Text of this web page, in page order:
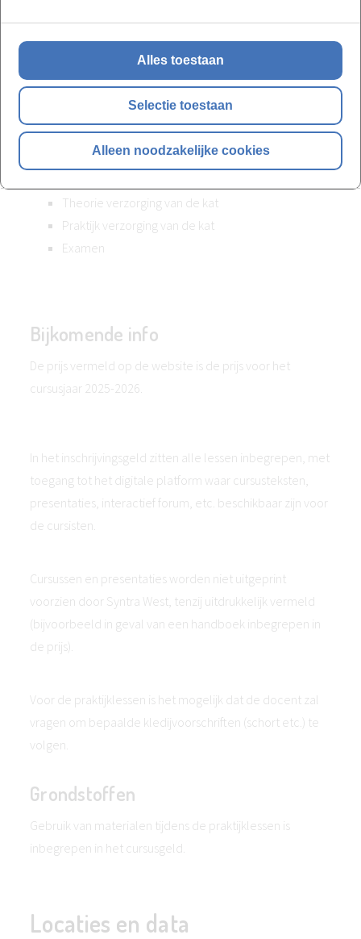
Alles toestaan
Selectie toestaan
Alleen noodzakelijke cookies
Omgang met de kat
Gedrag & Rassenkunde
Anatomie & fysiologie
Module Verzorging van de Kat (20u)
Theorie verzorging van de kat
Praktijk verzorging van de kat
Examen
Bijkomende info
De prijs vermeld op de website is de prijs voor het
cursusjaar 2025-2026.
In het inschrijvingsgeld zitten alle lessen inbegrepen, met
toegang tot het digitale platform waar cursusteksten,
presentaties, interactief forum, etc. beschikbaar zijn voor
de cursisten.
Cursussen en presentaties worden niet uitgeprint
voorzien door Syntra West, tenzij uitdrukkelijk vermeld
(bijvoorbeeld in geval van een handboek inbegrepen in
de prijs).
Voor de praktijklessen is het mogelijk dat de docent zal
vragen om bepaalde kledijvoorschriften (schort etc.) te
volgen.
Grondstoffen
Gebruik van materialen tijdens de praktijklessen is
inbegrepen in het cursusgeld.
Locaties en data